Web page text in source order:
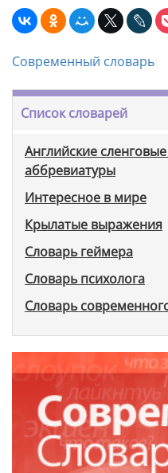
Современный словарь
Список словарей
Английские
аббревиатуры
Интересное в мире
Крылатые выражения
Словарь геймера
Словарь психолога
Словарь